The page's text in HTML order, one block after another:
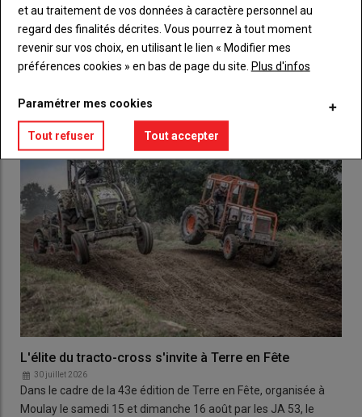
Lien Créez un compte
LES PLUS LUS
L'élite du tracto-cross s'invite à Terre en Fête
30 juillet 2026
Dans le cadre de la 43e édition de Terre en Fête, organisée à
Moulay le samedi 15 et dimanche 16 août par les JA 53, le
et au traitement de vos données à caractère personnel au
regard des finalités décrites. Vous pourrez à tout moment
revenir sur vos choix, en utilisant le lien « Modifier mes
préférences cookies » en bas de page du site. Plus d'infos
Paramétrer mes cookies
Tout refuser Tout accepter